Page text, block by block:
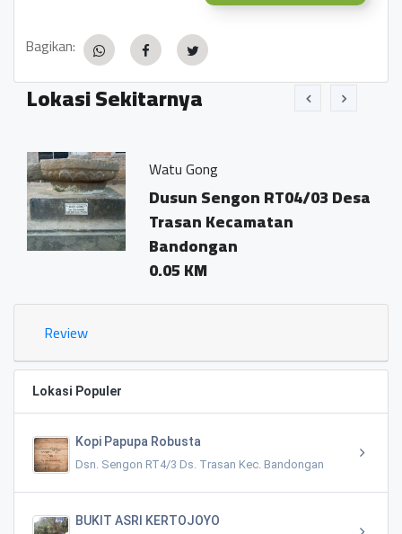
Bagikan:
Lokasi Sekitarnya
Watu Gong
Dusun Sengon RT04/03 Desa
Trasan Kecamatan
Bandongan
0.05 KM
Review
Lokasi Populer
Kopi Papupa Robusta
Dsn. Sengon RT4/3 Ds. Trasan Kec. Bandongan
BUKIT ASRI KERTOJOYO